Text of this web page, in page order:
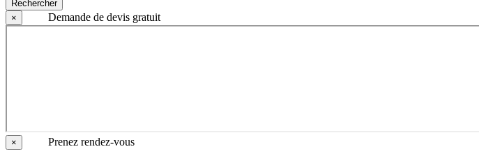
Rechercher
×
Demande de devis gratuit
× Prenez rendez-vous